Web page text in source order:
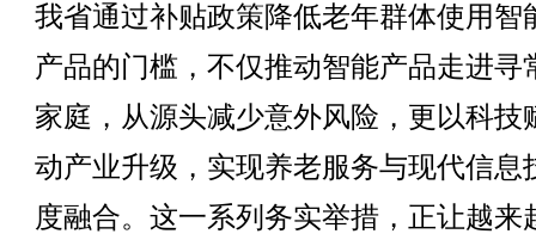
我省通过补贴政策降低老年群体使用智
产品的门槛，不仅推动智能产品走进寻
家庭，从源头减少意外风险，更以科技
动产业升级，实现养老服务与现代信息
度融合。这一系列务实举措，正让越来